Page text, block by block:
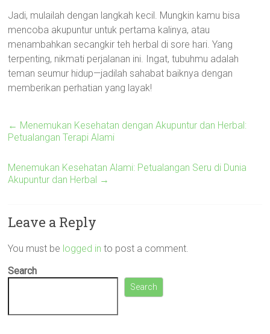
Jadi, mulailah dengan langkah kecil. Mungkin kamu bisa
mencoba akupuntur untuk pertama kalinya, atau
menambahkan secangkir teh herbal di sore hari. Yang
terpenting, nikmati perjalanan ini. Ingat, tubuhmu adalah
teman seumur hidup—jadilah sahabat baiknya dengan
memberikan perhatian yang layak!
← Menemukan Kesehatan dengan Akupuntur dan Herbal:
Petualangan Terapi Alami
Menemukan Kesehatan Alami: Petualangan Seru di Dunia
Akupuntur dan Herbal →
Leave a Reply
You must be logged in to post a comment.
Search
Search